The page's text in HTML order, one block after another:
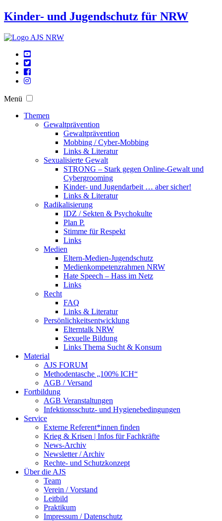
Kinder- und Jugendschutz für NRW
Menü
Themen
Gewaltprävention
Gewaltprävention
Mobbing / Cyber-Mobbing
Links & Literatur
Sexualisierte Gewalt
STRONG – Stark gegen Online-Gewalt und
Cybergrooming
Kinder- und Jugendarbeit … aber sicher!
Links & Literatur
Radikalisierung
IDZ / Sekten & Psychokulte
Plan P.
Stimme für Respekt
Links
Medien
Eltern-Medien-Jugendschutz
Medienkompetenzrahmen NRW
Hate Speech – Hass im Netz
Links
Recht
FAQ
Links & Literatur
Persönlichkeitsentwicklung
Elterntalk NRW
Sexuelle Bildung
Links Thema Sucht & Konsum
Material
AJS FORUM
Methodentasche „100% ICH“
AGB / Versand
Fortbildung
AGB Veranstaltungen
Infektionsschutz- und Hygienebedingungen
Service
Externe Referent*innen finden
Krieg & Krisen | Infos für Fachkräfte
News-Archiv
Newsletter / Archiv
Rechte- und Schutzkonzept
Über die AJS
Team
Verein / Vorstand
Leitbild
Praktikum
Impressum / Datenschutz